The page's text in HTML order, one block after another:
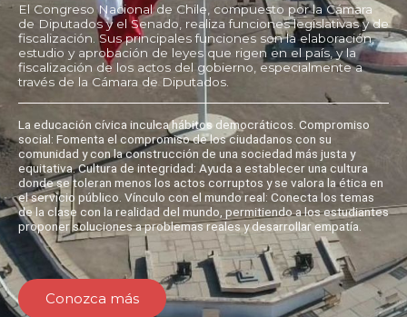
El Congreso Nacional de Chile, compuesto por la Cámara
de Diputados y el Senado, realiza funciones legislativas y de
fiscalización. Sus principales funciones son la elaboración,
estudio y aprobación de leyes que rigen en el país, y la
fiscalización de los actos del gobierno, especialmente a
través de la Cámara de Diputados.
La educación cívica inculca hábitos democráticos. Compromiso
social: Fomenta el compromiso de los ciudadanos con su
comunidad y con la construcción de una sociedad más justa y
equitativa. Cultura de integridad: Ayuda a establecer una cultura
donde se toleran menos los actos corruptos y se valora la ética en
el servicio público. Vínculo con el mundo real: Conecta los temas
de la clase con la realidad del mundo, permitiendo a los estudiantes
proponer soluciones a problemas reales y desarrollar empatía.
Conozca más